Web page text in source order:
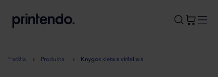
A
Pradžia Produktai Knygos kietais viršeliais